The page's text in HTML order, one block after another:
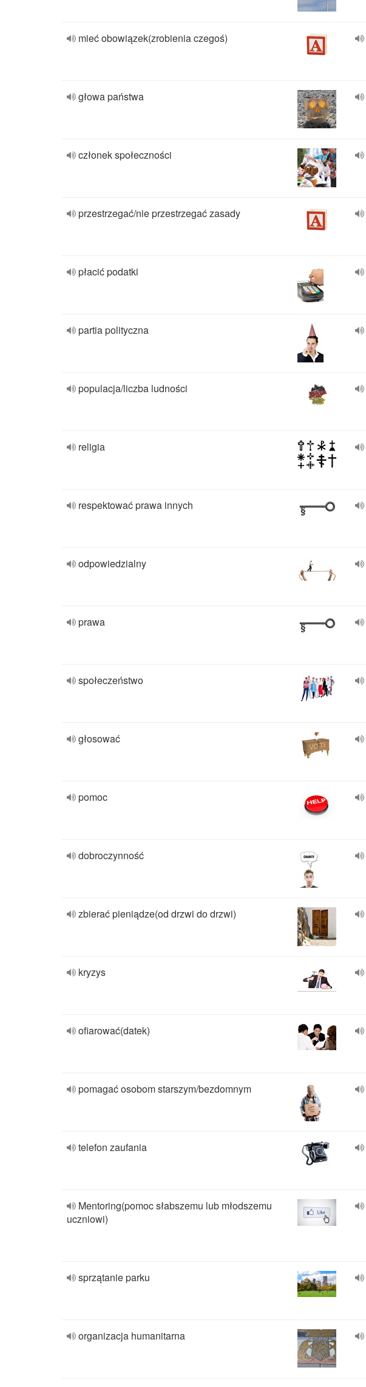
mieć obowiązek(zrobienia czegoś)
głowa państwa
członek społeczności
przestrzegać/nie przestrzegać zasady
płacić podatki
partia polityczna
populacja/liczba ludności
religia
respektować prawa innych
odpowiedzialny
prawa
społeczeństwo
głosować
pomoc
dobroczynność
zbierać pieniądze(od drzwi do drzwi)
kryzys
ofiarować(datek)
pomagać osobom starszym/bezdomnym
telefon zaufania
Mentoring(pomoc słabszemu lub młodszemu
uczniowi)
sprzątanie parku
organizacja humanitarna